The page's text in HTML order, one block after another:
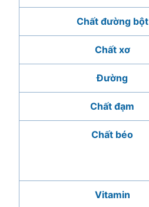
Chất đường bột
Chất xơ
Đường
Chất đạm
Chất béo
Vitamin